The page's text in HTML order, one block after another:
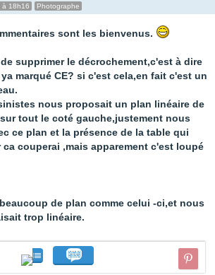
à 18h16 Photographe
sont les bienvenus.
supprimer le décrochement,c'est à dire
marqué CE? si c'est cela,en fait c'est un
nous proposait un plan linéaire de
tout le coté gauche,justement nous
ce plan et la présence de la table qui
couperai ,mais apparement c'est loupé
de plan comme celui -ci,et nous
trop linéaire.